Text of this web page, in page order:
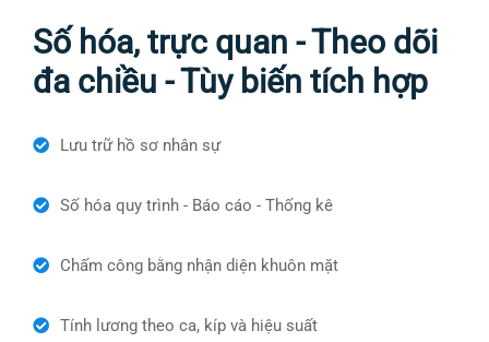
Số hóa, trực quan - Theo dõi
đa chiều - Tùy biến tích hợp
Lưu trữ hồ sơ nhân sự
Số hóa quy trình - Báo cáo - Thống kê
Chấm công bằng nhận diện khuôn mặt
Tính lương theo ca, kíp và hiệu suất